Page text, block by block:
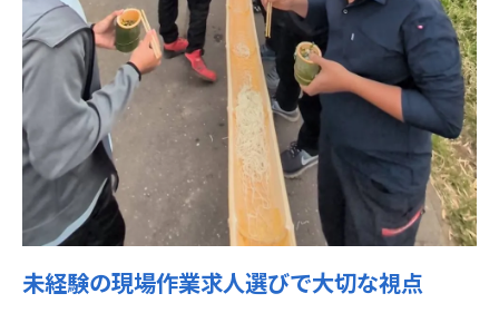
未経験の現場作業求人選びで大切な視点